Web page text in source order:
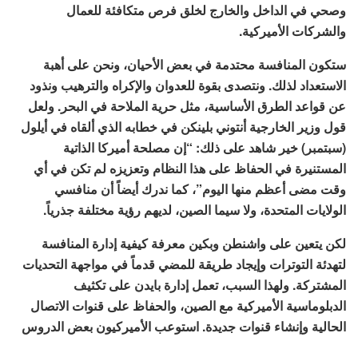
وصحي في الداخل والخارج لخلق فرص متكافئة للعمال
والشركات الأميركية.
ستكون المنافسة محتدمة في بعض الأحيان، ونحن على أهبة
الاستعداد لذلك. ونتصدى بقوة للعدوان والإكراه والترهيب ونذود
عن قواعد الطرق الأساسية، مثل حرية الملاحة في البحر. ولعل
قول وزير الخارجية أنتوني بلينكن في خطابه الذي ألقاه في أيلول
(سبتمبر) خير شاهد على ذلك: “إن مصلحة أميركا الذاتية
المستنيرة في الحفاظ على هذا النظام وتعزيزه لم تكن في أي
وقت مضى أعظم منها اليوم”، كما ندرك أيضاً أن منافسي
الولايات المتحدة، ولا سيما الصين، لديهم رؤية مختلفة جذرياً.
لكن يتعين على واشنطن وبكين معرفة كيفية إدارة المنافسة
لتهدئة التوترات وإيجاد طريقة للمضي قدماً في مواجهة التحديات
المشتركة. ولهذا السبب، تعمل إدارة بايدن على تكثيف
الدبلوماسية الأميركية مع الصين، والحفاظ على قنوات الاتصال
الحالية وإنشاء قنوات جديدة. استوعب الأميركيون بعض الدروس